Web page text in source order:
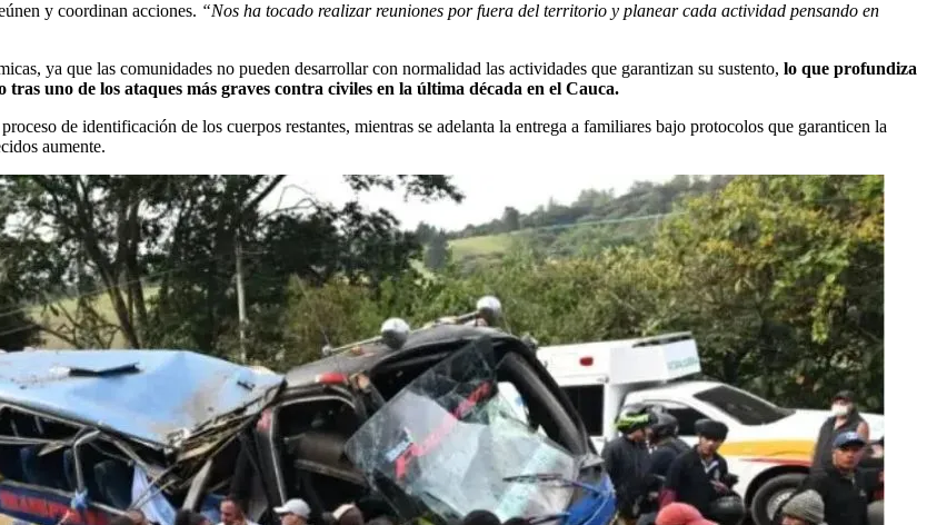
y coordinan acciones. “Nos ha tocado realizar reuniones por fuera del territorio y planear cada actividad pensando en
ya que las comunidades no pueden desarrollar con normalidad las actividades que garantizan su sustento, lo que profundiza
uno de los ataques más graves contra civiles en la última década en el Cauca.
de identificación de los cuerpos restantes, mientras se adelanta la entrega a familiares bajo protocolos que garanticen la
aumente.